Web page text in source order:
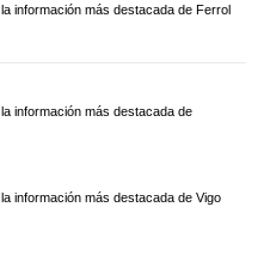
información más destacada de Ferrol
información más destacada de
información más destacada de Vigo